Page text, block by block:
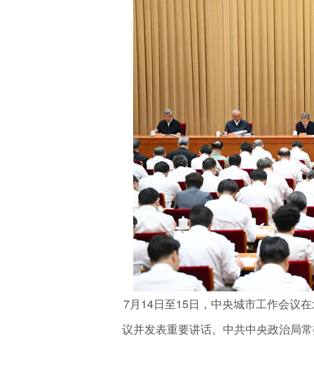
7月14日至15日，中央城市工作会议
议并发表重要讲话。中共中央政治局